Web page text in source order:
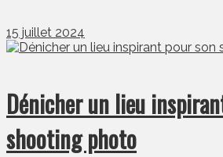
15 juillet 2024
Dénicher un lieu
shooting photo